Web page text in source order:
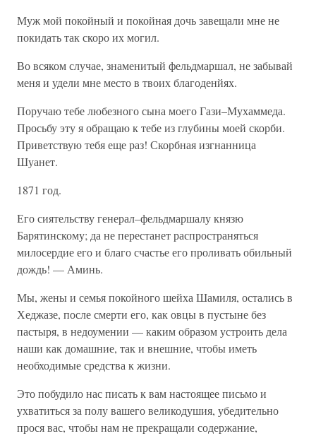
Муж мой покойный и покойная дочь завещали мне не
покидать так скоро их могил.
Во всяком случае, знаменитый фельдмаршал, не забывай
меня и удели мне место в твоих благоденйях.
Поручаю тебе любезного сына моего Гази–Мухаммеда.
Просьбу эту я обращаю к тебе из глубины моей скорби.
Приветствую тебя еще раз! Скорбная изгнанница
Шуанет.
1871 год.
Его сиятельству генерал–фельдмаршалу князю
Барятинскому; да не перестанет распространяться
милосердие его и благо счастье его проливать обильный
дождь! — Аминь.
Мы, жены и семья покойного шейха Шамиля, остались в
Хеджазе, после смерти его, как овцы в пустыне без
пастыря, в недоумении — каким образом устроить дела
наши как домашние, так и внешние, чтобы иметь
необходимые средства к жизни.
Это побудило нас писать к вам настоящее письмо и
ухватиться за полу вашего великодушия, убедительно
прося вас, чтобы нам не прекращали содержание,